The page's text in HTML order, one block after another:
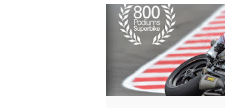
1199 CHAZ DAVIES DAVIDE